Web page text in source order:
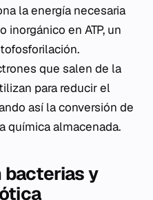
la energía necesaria
inorgánico en ATP, un
que salen de la
para reducir el
así la conversión de
química almacenada.
bacterias y